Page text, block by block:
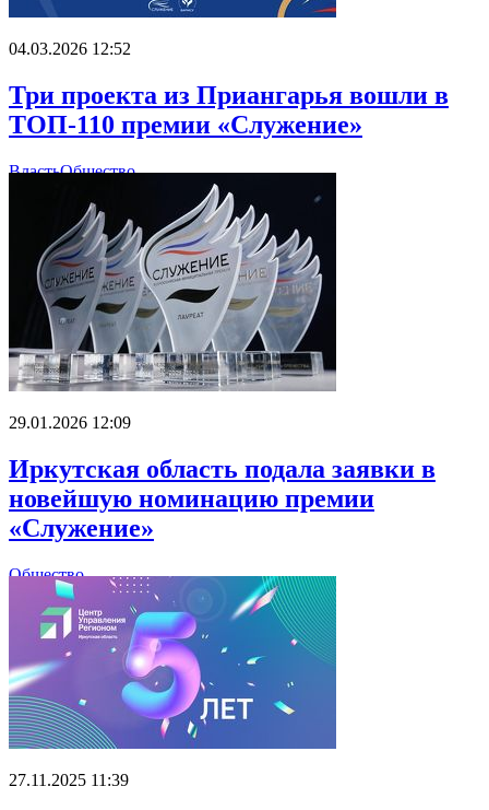
04.03.2026 12:52
Три проекта из Приангарья вошли в
ТОП-110 премии «Служение»
ВластьОбщество
29.01.2026 12:09
Иркутская область подала заявки в
новейшую номинацию премии
«Служение»
Общество
27.11.2025 11:39